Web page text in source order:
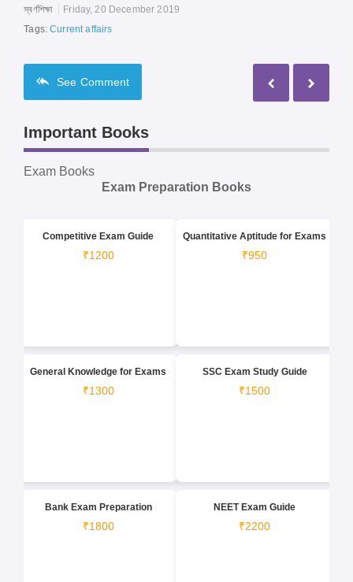
স্বর্ণশিক্ষা
Friday, 20 December 2019
Tags:Current affairs
See Comment
Important Books
Exam Books
Exam Preparation Books
Competitive Exam Guide
₹1200
Quantitative Aptitude for Exams
₹950
General Knowledge for Exams
₹1300
SSC Exam Study Guide
₹1500
Bank Exam Preparation
₹1800
NEET Exam Guide
₹2200